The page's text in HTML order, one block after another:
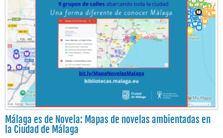
Málaga es de Novela: Mapas de novelas ambientadas en
la Ciudad de Málaga